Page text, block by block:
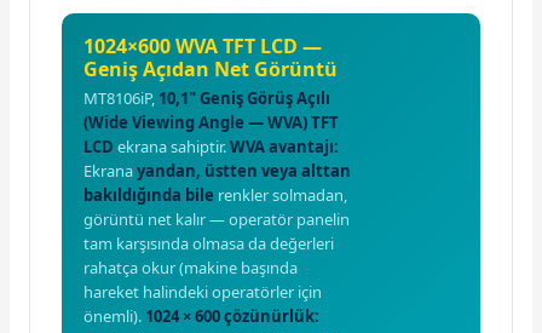
1024×600 WVA TFT LCD —
Geniş Açıdan Net Görüntü
MT8106iP, 10,1" Geniş Görüş Açılı
(Wide Viewing Angle — WVA) TFT
LCD ekrana sahiptir.WVA avantajı:
Ekranayandan, üstten veya alttan
bakıldığında bile renkler solmadan,
görüntü net kalır — operatör panelin
tam karşısında olmasa da değerleri
rahatça okur (makine başında
hareket halindeki operatörler için
önemli). 1024 × 600 çözünürlük: